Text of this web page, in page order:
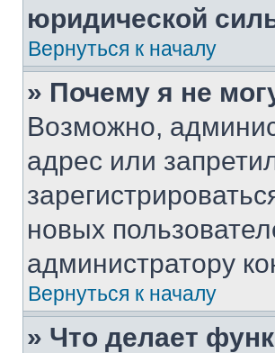
юридической
Вернуться к началу
» Почему я не
Возможно,
адрес или
новых
администратору
Вернуться к началу
» Что делает